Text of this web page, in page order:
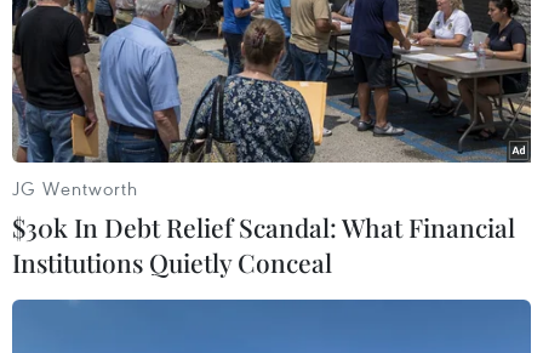
JG Wentworth
$30k In Debt Relief Scandal: What Financial
Institutions Quietly Conceal